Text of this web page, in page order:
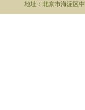
地址：北京市海淀区